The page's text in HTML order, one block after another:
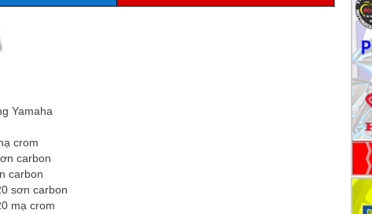
Yamaha
crom
carbon
carbon
sơn carbon
mạ crom